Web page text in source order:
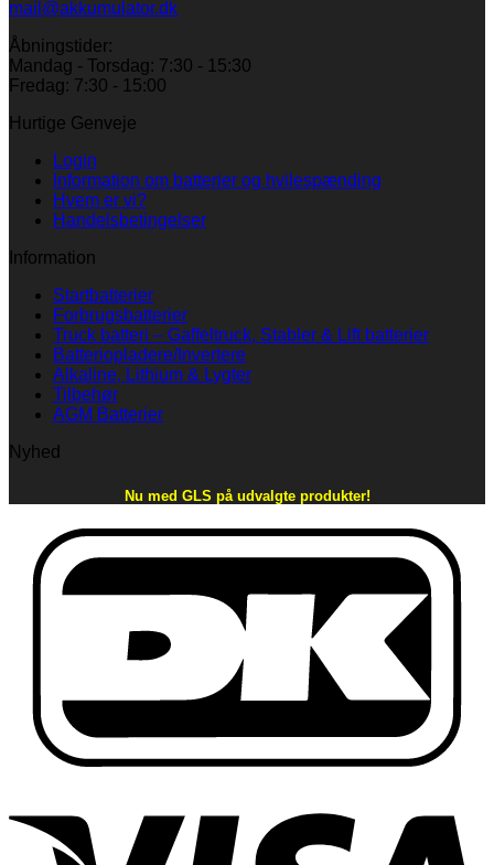
mail@akkumulator.dk
Åbningstider:
Mandag - Torsdag: 7:30 - 15:30
Fredag: 7:30 - 15:00
Hurtige Genveje
Login
Information om batterier og hvilespænding
Hvem er vi?
Handelsbetingelser
Information
Startbatterier
Forbrugsbatterier
Truck batteri – Gaffeltruck, Stabler & Lift batterier
Batteriopladere/Invertere
Alkaline, Lithium & Lygter
Tilbehør
AGM Batterier
Nyhed
Nu med GLS på udvalgte produkter!